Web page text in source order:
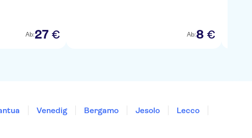
Ab:27 € Ab:8 €
Venedig Bergamo Jesolo
Lecco